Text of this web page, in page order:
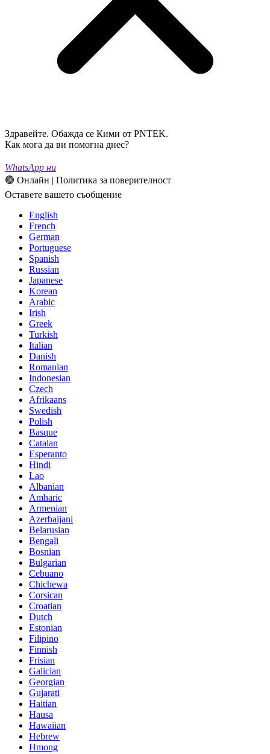
Здравейте. Обажда се Кими от PNTEK.
Как мога да ви помогна днес?
WhatsApp ни
🟢 Онлайн | Политика за поверителност
Оставете вашето съобщение
English
French
German
Portuguese
Spanish
Russian
Japanese
Korean
Arabic
Irish
Greek
Turkish
Italian
Danish
Romanian
Indonesian
Czech
Afrikaans
Swedish
Polish
Basque
Catalan
Esperanto
Hindi
Lao
Albanian
Amharic
Armenian
Azerbaijani
Belarusian
Bengali
Bosnian
Bulgarian
Cebuano
Chichewa
Corsican
Croatian
Dutch
Estonian
Filipino
Finnish
Frisian
Galician
Georgian
Gujarati
Haitian
Hausa
Hawaiian
Hebrew
Hmong